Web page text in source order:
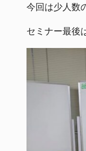
今回は少人数
セミナー最後